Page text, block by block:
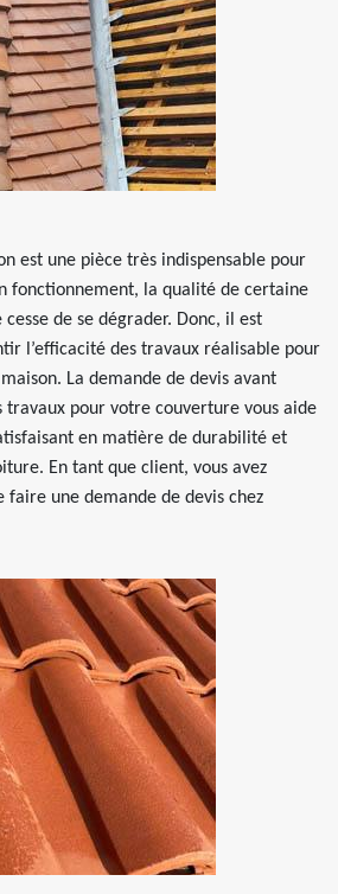
est une pièce très indispensable pour
fonctionnement, la qualité de certaine
de se dégrader. Donc, il est
l’efficacité des travaux réalisable pour
La demande de devis avant
travaux pour votre couverture vous aide
en matière de durabilité et
En tant que client, vous avez
une demande de devis chez